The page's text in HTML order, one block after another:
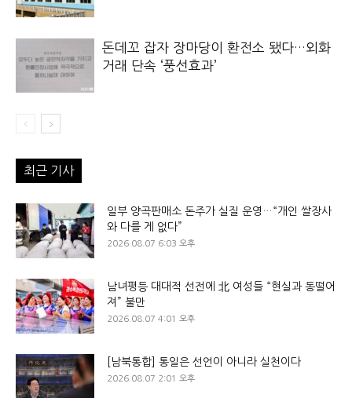
돈데꼬 잡자 장마당이 환전소 됐다…외화
거래 단속 ‘풍선효과’
최근 기사
일부 양곡판매소 돈주가 실질 운영…“개인 쌀장사
와 다를 게 없다”
2026.08.07 6:03 오후
남녀평등 대대적 선전에 北 여성들 “현실과 동떨어
져” 불만
2026.08.07 4:01 오후
[남북통합] 통일은 선언이 아니라 실천이다
2026.08.07 2:01 오후